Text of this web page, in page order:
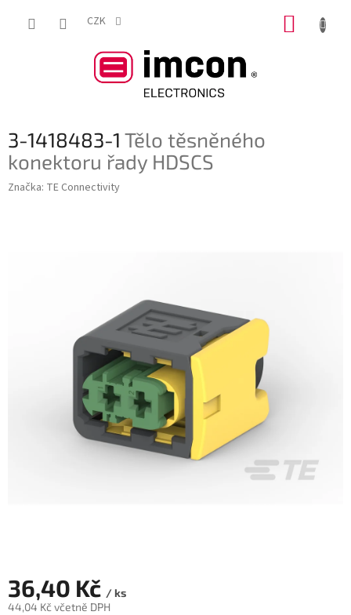
CZK
3-1418483-1 Tělo těsněného
konektoru řady HDSCS
Značka: TE Connectivity
36,40 Kč / ks
44,04 Kč včetně DPH